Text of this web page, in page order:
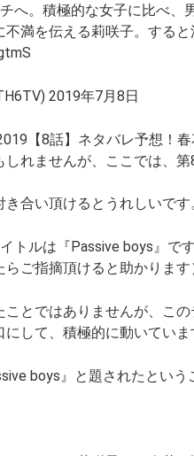
へ。積極的な女子に比べ
不満を伝える莉咲子。する
2019年7月8日
れませんが、ここでは、
合い頂けるとうれしいです
トルは 『Passive boys』 で
ご指摘頂けると助かります
ことではありませんが、こ
して、積極的に動いていま
boys』と題されたとい